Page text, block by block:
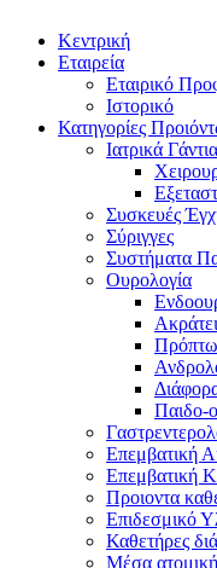
Κεντρική
Εταιρεία
Εταιρικό
Ιστορικό
Κατηγορίες
Ιατρικά Γάντια
Συσκευές
Σύριγγες
Συστήματα
Ουρολογία
Παιδο-
Επεμβατική
Επεμβατική
Προιοντα
Επιδεσμικό
Καθετήρες
Μέσα